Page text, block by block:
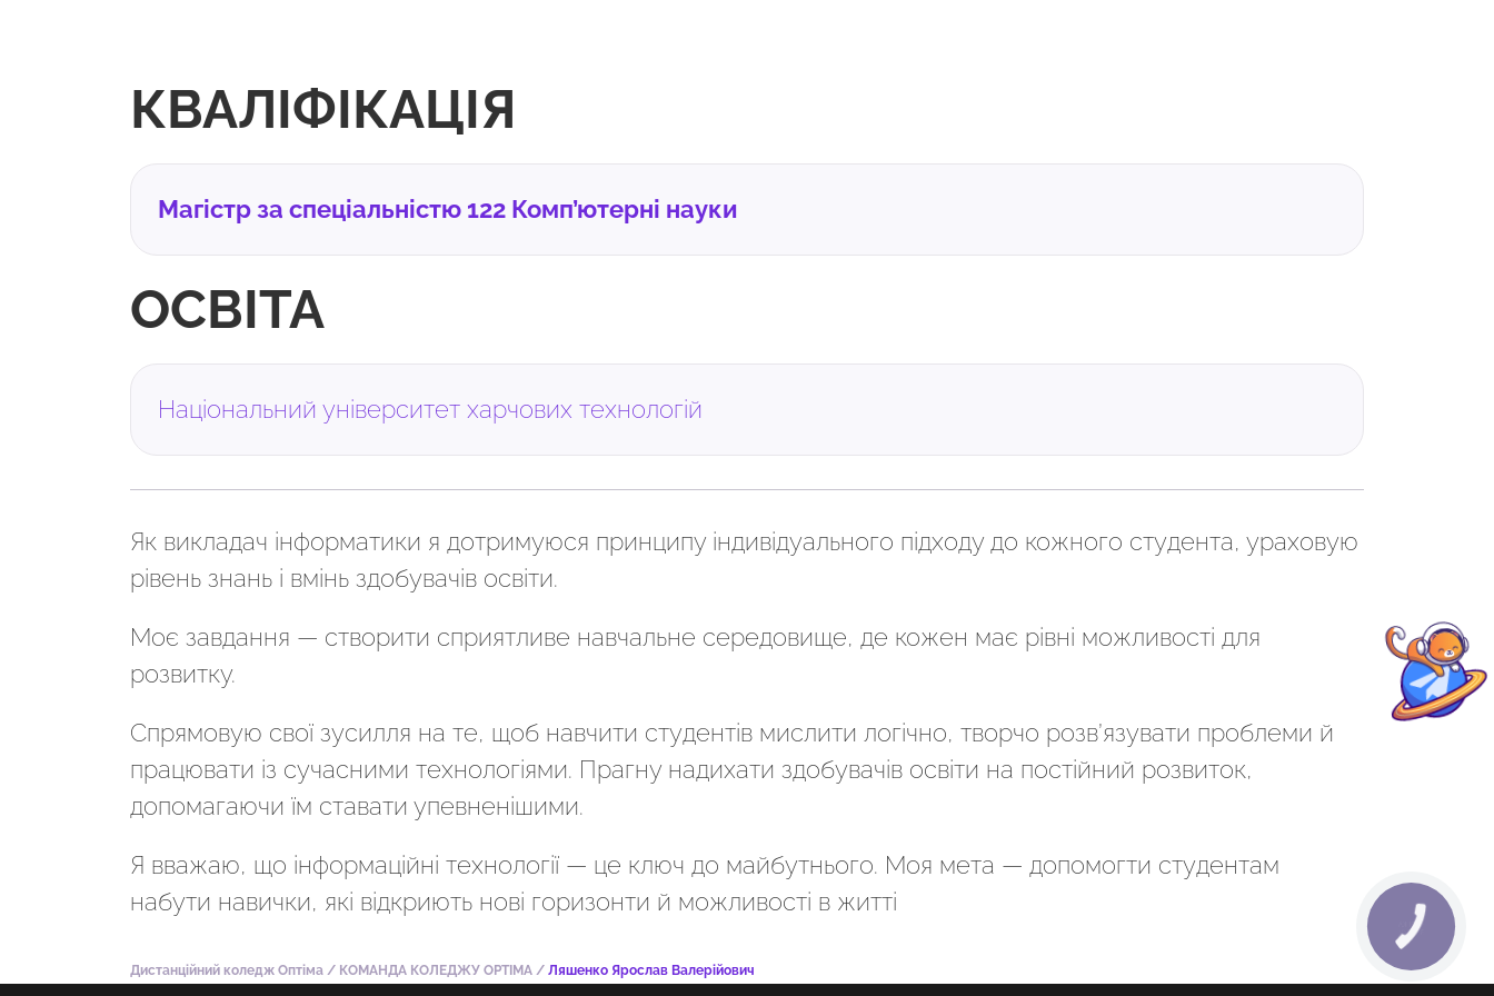
КВАЛІФІКАЦІЯ
Магістр за спеціальністю 122 Комп’ютерні науки
ОСВІТА
Національний університет харчових технологій
Як викладач інформатики я дотримуюся принципу індивідуального підходу до кожного студента, ураховую
рівень знань і вмінь здобувачів освіти.
Моє завдання — створити сприятливе навчальне середовище, де кожен має рівні можливості для
розвитку.
Спрямовую свої зусилля на те, щоб навчити студентів мислити логічно, творчо розв’язувати проблеми й
працювати із сучасними технологіями. Прагну надихати здобувачів освіти на постійний розвиток,
допомагаючи їм ставати упевненішими.
Я вважаю, що інформаційні технології — це ключ до майбутнього. Моя мета — допомогти студентам
набути навички, які відкриють нові горизонти й можливості в житті
Дистанційний коледж Оптіма / КОМАНДА КОЛЕДЖУ OPTIMA / Ляшенко Ярослав Валерійович